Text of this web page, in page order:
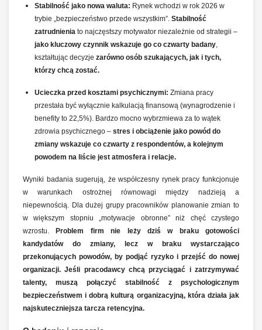
Stabilność jako nowa waluta: Rynek wchodzi w rok 2026 w
trybie „bezpieczeństwo przede wszystkim”. Stabilność
zatrudnienia to najczęstszy motywator niezależnie od strategii –
jako kluczowy czynnik wskazuje go co czwarty badany,
kształtując decyzje zarówno osób szukających, jak i tych,
którzy chcą zostać.
Ucieczka przed kosztami psychicznymi: Zmiana pracy
przestała być wyłącznie kalkulacją finansową (wynagrodzenie i
benefity to 22,5%). Bardzo mocno wybrzmiewa za to wątek
zdrowia psychicznego – stres i obciążenie jako powód do
zmiany wskazuje co czwarty z respondentów, a kolejnym
powodem na liście jest atmosfera i relacje.
Wyniki badania sugerują, że współczesny rynek pracy funkcjonuje
w warunkach ostrożnej równowagi między nadzieją a
niepewnością. Dla dużej grupy pracowników planowanie zmian to
w większym stopniu „motywacje obronne” niż chęć czystego
wzrostu.
Problem firm nie leży dziś w braku gotowości
kandydatów do zmiany, lecz w braku wystarczająco
przekonujących powodów, by podjąć ryzyko i przejść do nowej
organizacji. Jeśli pracodawcy chcą przyciągać i zatrzymywać
talenty, muszą połączyć stabilność z psychologicznym
bezpieczeństwem i dobrą kulturą organizacyjną, która działa jak
najskuteczniejsza tarcza retencyjna.